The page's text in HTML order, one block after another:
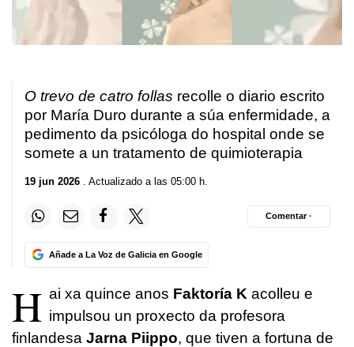
O trevo de catro follas recolle o diario escrito
por María Duro durante a súa enfermidade, a
pedimento da psicóloga do hospital onde se
somete a un tratamento de quimioterapia
19 jun 2026 . Actualizado a las 05:00 h.
Añade a La Voz de Galicia en Google
Comentar ·
H ai xa quince anos Faktoría K acolleu e
impulsou un proxecto da profesora
finlandesa Jarna Piippo, que tiven a fortuna de